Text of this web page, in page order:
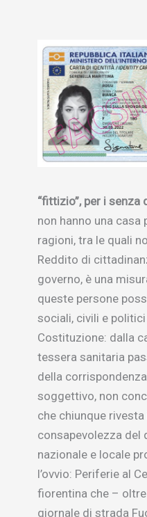
“fittizio”, per i senza
non hanno una casa
ragioni, tra le quali
Reddito di
governo, è una
queste persone
sociali, civili e
Costituzione: dalla
tessera sanitaria
della
soggettivo, non
che chiunque
consapevolezza del
nazionale e locale
l’ovvio: Periferie al
fiorentina che –
giornale di strada